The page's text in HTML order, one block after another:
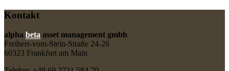
Kontakt
alpha beta asset management gmbh
Freiherr-vom-Stein-Straße 24-26
60323 Frankfurt am Main